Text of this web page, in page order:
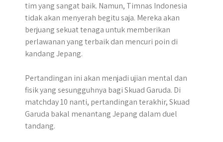
tim yang sangat baik. Namun, Timnas Indonesia
tidak akan menyerah begitu saja. Mereka akan
berjuang sekuat tenaga untuk memberikan
perlawanan yang terbaik dan mencuri poin di
kandang Jepang.
Pertandingan ini akan menjadi ujian mental dan
fisik yang sesungguhnya bagi Skuad Garuda. Di
matchday 10 nanti, pertandingan terakhir, Skuad
Garuda bakal menantang Jepang dalam duel
tandang.